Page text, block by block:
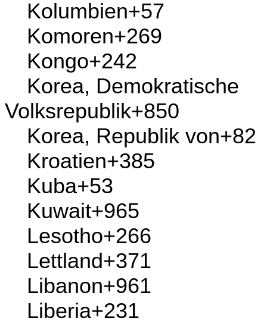
Kasachstan+7
Kenia+254
Kirgisistan+996
Kiribati+686
Kokosinseln
(Keelinginseln)+61
Kolumbien
Komoren
Kongo